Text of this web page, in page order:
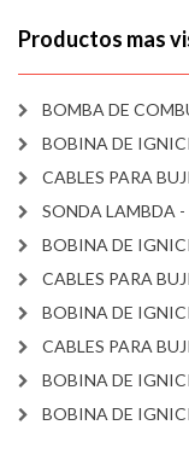
Productos mas
BOMBA DE
BOBINA DE
CABLES PARA
SONDA LAMBDA -
BOBINA DE
CABLES PARA
BOBINA DE
CABLES PARA
BOBINA DE
BOBINA DE